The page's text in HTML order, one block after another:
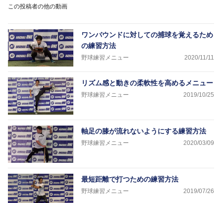
この投稿者の他の動画
ワンバウンドに対しての捕球を覚えるため
の練習方法
野球練習メニュー 2020/11/11
リズム感と動きの柔軟性を高めるメニュー
野球練習メニュー 2019/10/25
軸足の膝が流れないようにする練習方法
野球練習メニュー 2020/03/09
最短距離で打つための練習方法
野球練習メニュー 2019/07/26